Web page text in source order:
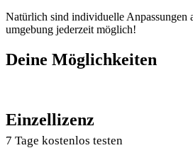
Natürlich sind individuelle Anpassungen
umgebung jederzeit möglich!
Deine Möglichkeiten
Einzellizenz
7 Tage kostenlos testen